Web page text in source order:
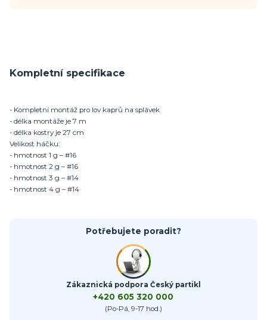
Kompletní specifikace
- Kompletní montáž pro lov kaprů na splávek
- délka montáže je 7 m
- délka kostry je 27 cm
Velikost háčku:
- hmotnost 1 g – #16
- hmotnost 2 g – #16
- hmotnost 3 g – #14
- hmotnost 4 g – #14
Potřebujete poradit?
Zákaznická podpora Český partikl
+420 605 320 000
(Po-Pá, 9-17 hod.)